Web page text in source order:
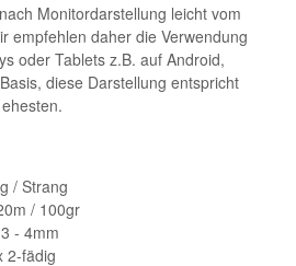
Monitordarstellung leicht vom
empfehlen daher die Verwendung
oder Tablets z.B. auf Android,
diese Darstellung entspricht
/ Strang
/ 100gr
- 4mm
2-fädig